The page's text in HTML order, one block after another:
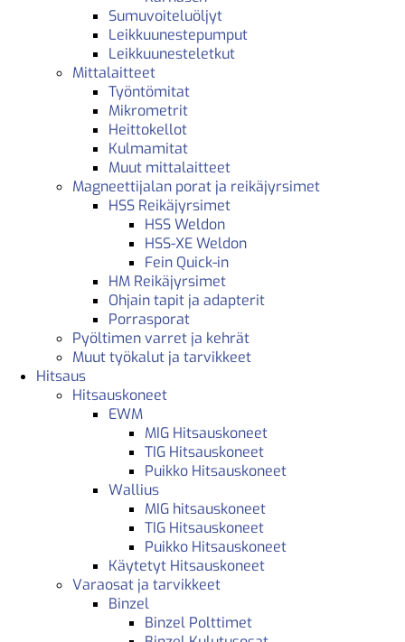
Sumuvoiteluöljyt
Leikkuunestepumput
Leikkuunesteletkut
Mittalaitteet
Työntömitat
Mikrometrit
Heittokellot
Kulmamitat
Muut mittalaitteet
Magneettijalan porat ja reikäjyrsimet
HSS Reikäjyrsimet
HSS Weldon
HSS-XE Weldon
Fein Quick-in
HM Reikäjyrsimet
Ohjain tapit ja adapterit
Porrasporat
Pyöltimen varret ja kehrät
Muut työkalut ja tarvikkeet
Hitsaus
Hitsauskoneet
EWM
MIG Hitsauskoneet
TIG Hitsauskoneet
Puikko Hitsauskoneet
Wallius
MIG hitsauskoneet
TIG Hitsauskoneet
Puikko Hitsauskoneet
Käytetyt Hitsauskoneet
Varaosat ja tarvikkeet
Binzel
Binzel Polttimet